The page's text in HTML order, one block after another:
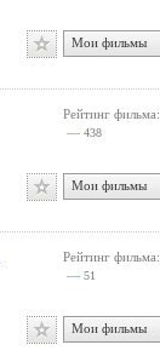
Мои фильмы
Рейтинг фильма:
— 438
Мои фильмы
Рейтинг фильма:
— 51
Мои фильмы